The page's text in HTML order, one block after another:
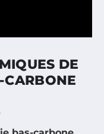
DE